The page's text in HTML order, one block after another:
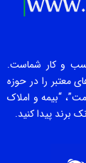
و کار شماست.
معتبر را در حوزه
“بیمه و املاک
برند پیدا کنید.